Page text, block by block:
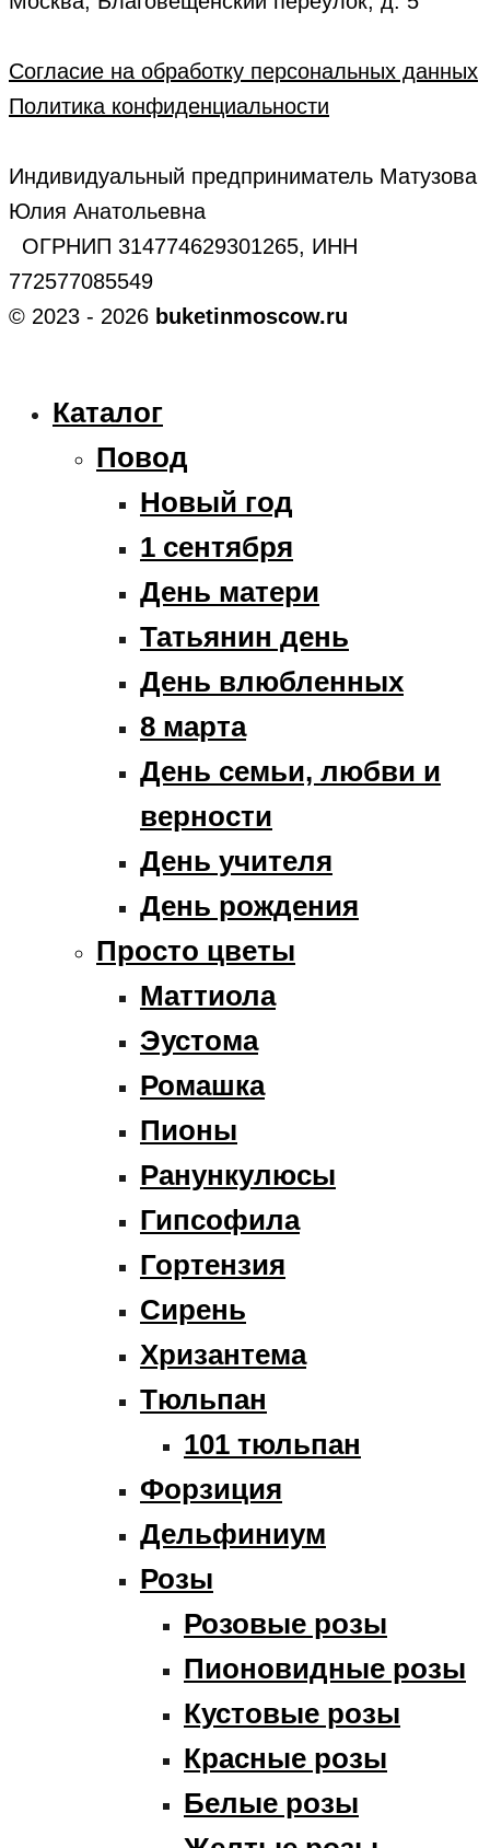
Согласие на обработку персональных данных
Политика конфиденциальности
Индивидуальный предприниматель Матузова
Юлия Анатольевна
ОГРНИП 314774629301265, ИНН
772577085549
© 2023 - 2026 buketinmoscow.ru
Каталог
Повод
Новый год
1 сентября
День матери
Татьянин день
День влюбленных
8 марта
День семьи, любви и
верности
День учителя
День рождения
Просто цветы
Маттиола
Эустома
Ромашка
Пионы
Ранункулюсы
Гипсофила
Гортензия
Сирень
Хризантема
Тюльпан
101 тюльпан
Форзиция
Дельфиниум
Розы
Розовые розы
Пионовидные розы
Кустовые розы
Красные розы
Белые розы